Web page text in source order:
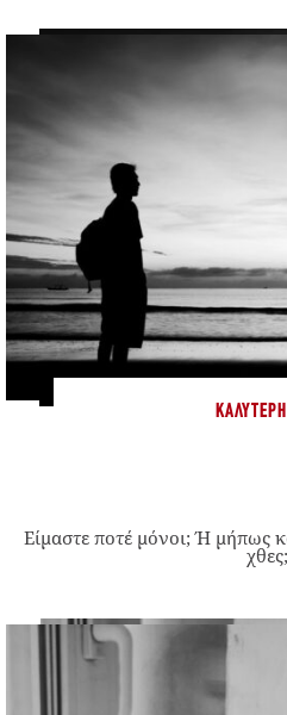
Είμαστε ποτέ μόνοι; Ή μήπως
χθες;